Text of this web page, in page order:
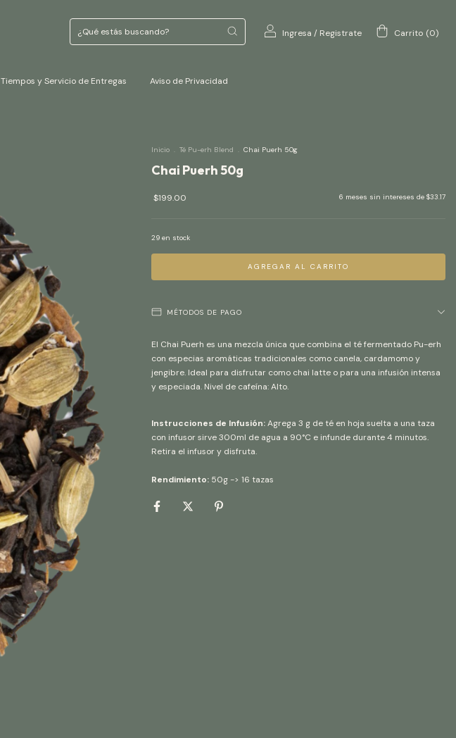
Ingresa / Registrate Carrito (0)
Tiempos y Servicio de Entregas
Aviso de Privacidad
Inicio . Té Pu-erh Blend . Chai Puerh 50g
Chai Puerh 50g
$199.00 6 meses sin intereses de $33.17
29 en stock
MÉTODOS DE PAGO
El Chai Puerh es una mezcla única que combina el té fermentado Pu-erh
con especias aromáticas tradicionales como canela, cardamomo y
jengibre. Ideal para disfrutar como chai latte o para una infusión intensa
y especiada. Nivel de cafeína: Alto.
Instrucciones de Infusión:Agrega 3 g de té en hoja suelta a una taza
con infusor sirve 300ml de agua a 90°C e infunde durante 4 minutos.
Retira el infusor y disfruta.
Rendimiento: 50g -> 16 tazas